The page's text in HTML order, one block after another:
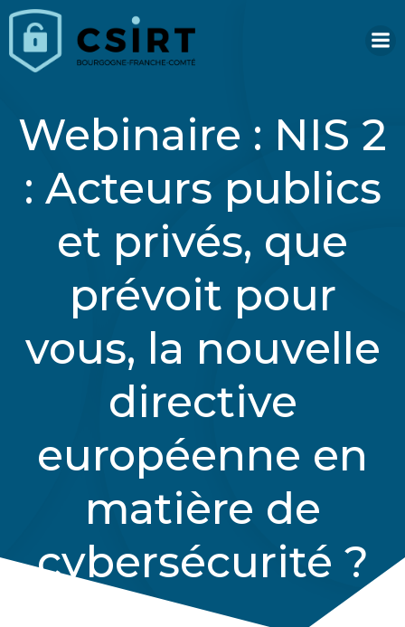
Webinaire : NIS 2
: Acteurs publics
et privés, que
prévoit pour
vous, la nouvelle
directive
européenne en
matière de
cybersécurité ?